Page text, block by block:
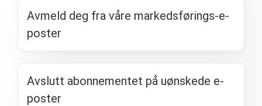
Avmeld deg fra våre markedsførings-e-
poster
Avslutt abonnementet på uønskede e-
poster